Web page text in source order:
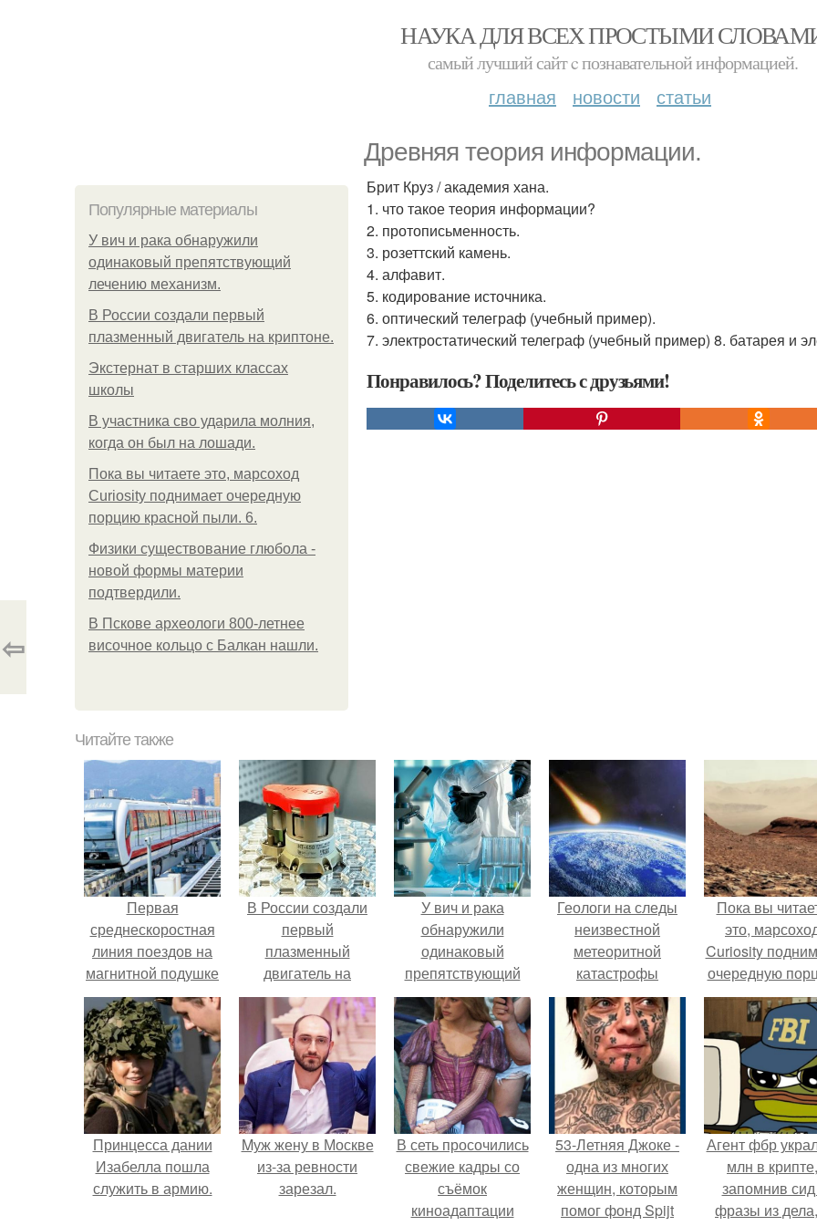
НАУКА ДЛЯ ВСЕХ ПРОСТЫМИ
самый лучший сайт c познавательной информацией.
главная новости статьи
Древняя теория информации.
Популярные материалы
У вич и рака обнаружили
одинаковый препятствующий
лечению механизм.
В России создали первый
плазменный двигатель на криптоне.
Экстернат в старших классах
школы
В участника сво ударила молния,
когда он был на лошади.
Пока вы читаете это, марсоход
Curiosity поднимает очередную
порцию красной пыли. 6.
Физики существование глюбола -
новой формы материи
подтвердили.
В Пскове археологи 800-летнее
височное кольцо с Балкан нашли.
Брит Круз / академия хана.
1. что такое теория информации?
2. протописьменность.
3. розеттский камень.
4. алфавит.
5. кодирование источника.
6. оптический телеграф (учебный пример).
7. электростатический телеграф (учебный пример) 8. батарея и
Понравилось? Поделитесь с друзьями!
⇦
Читайте также
Первая
среднескоростная
линия поездов на
магнитной подушке
будет запущена в
Пекине в конце
этого года!
В России создали
первый
плазменный
двигатель на
криптоне.
У вич и рака
обнаружили
одинаковый
препятствующий
лечению механизм.
Геологи на следы
неизвестной
метеоритной
катастрофы
древности
наткнулись.
Пока вы
это,
Curiosity
очередную
красной пыли.
Принцесса дании
Изабелла пошла
служить в армию.
Mуж жену в Москве
из-за ревности
зарезал.
В сеть просочились
свежие кадры со
съёмок
киноадаптации
53-Летняя Джоке -
одна из многих
женщин, которым
помог фонд Spijt
Агент фбр
млн в крипте,
запомнив
фразы из